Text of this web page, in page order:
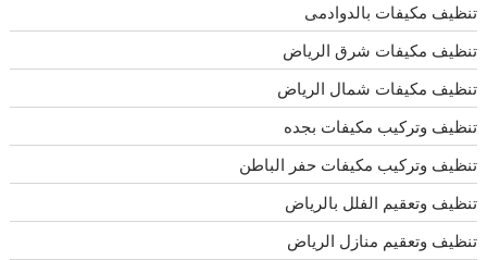
تنظيف مكيفات بالدوادمى
تنظيف مكيفات شرق الرياض
تنظيف مكيفات شمال الرياض
تنظيف وتركيب مكيفات بجده
تنظيف وتركيب مكيفات حفر الباطن
تنظيف وتعقيم الفلل بالرياض
تنظيف وتعقيم منازل الرياض